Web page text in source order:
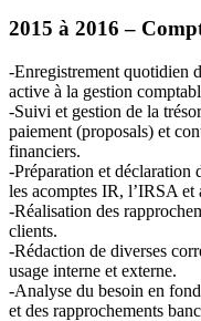
2015 à 2016 –
-Enregistrement quotidien
active à la gestion
-Suivi et gestion de la
paiement (proposals) et
financiers.
-Préparation et déclaration
les acomptes IR, l’IRSA et
-Réalisation des
clients.
-Rédaction de diverses
usage interne et externe.
-Analyse du besoin en
et des rapprochements